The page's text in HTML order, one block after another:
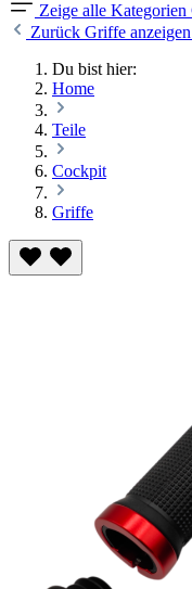
Zeige alle Kategorien
Zurück Griffe anzeigen
Du bist hier:
Home
Teile
Cockpit
Griffe